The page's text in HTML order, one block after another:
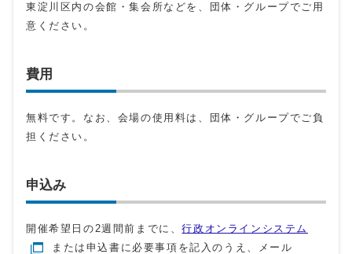
東淀川区内の会館・集会所などを、団体・グループでご用
意ください。
費用
無料です。なお、会場の使用料は、団体・グループでご負
担ください。
申込み
開催希望日の2週間前までに、行政オンラインシステム
または申込書に必要事項を記入のうえ、メール